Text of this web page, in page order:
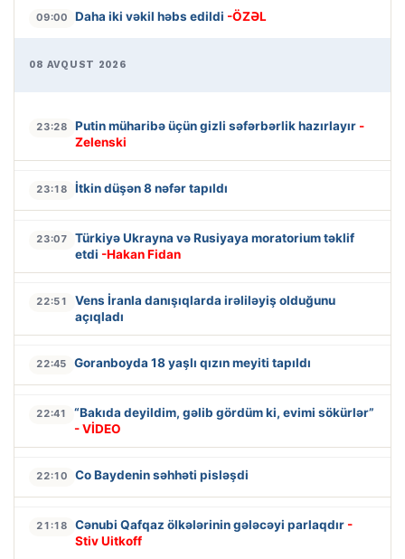
09:00 Daha iki vəkil həbs edildi -ÖZƏL
08 AVQUST 2026
23:28 Putin müharibə üçün gizli səfərbərlik hazırlayır -
Zelenski
23:18 İtkin düşən 8 nəfər tapıldı
23:07
Türkiyə Ukrayna və Rusiyaya moratorium təklif
etdi -Hakan Fidan
22:51
Vens İranla danışıqlarda irəliləyiş olduğunu
açıqladı
22:45 Goranboyda 18 yaşlı qızın meyiti tapıldı
22:41
“Bakıda deyildim, gəlib gördüm ki, evimi sökürlər”
- VİDEO
22:10 Co Baydenin səhhəti pisləşdi
21:18 Cənubi Qafqaz ölkələrinin gələcəyi parlaqdır -
Stiv Uitkoff